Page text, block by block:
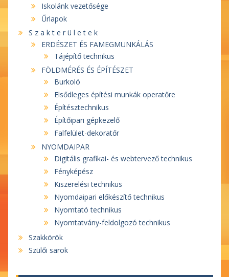
Iskolánk vezetősége
Űrlapok
S z a k t e r ü l e t e k
ERDÉSZET ÉS FAMEGMUNKÁLÁS
Tájépítő technikus
FÖLDMÉRÉS ÉS ÉPÍTÉSZET
Burkoló
Elsődleges építési munkák operatőre
Építésztechnikus
Építőipari gépkezelő
Falfelület-dekoratőr
NYOMDAIPAR
Digitális grafikai- és webtervező technikus
Fényképész
Kiszerelési technikus
Nyomdaipari előkészítő technikus
Nyomtató technikus
Nyomtatvány-feldolgozó technikus
Szakkörök
Szülői sarok